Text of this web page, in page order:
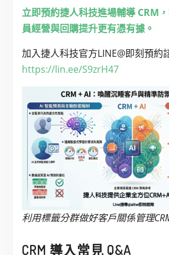
立即預約捷人科技進場輔導 CRM
員經營與回購提升更有憑有據。
加入捷人科技官方LINE@即刻預約
https://lin.ee/S9zrH47
利用標籤分群做好客戶關係管理
CRM 導入常見 Q&A